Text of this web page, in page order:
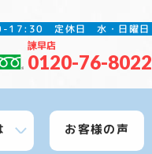
17:30 定休日 水・日曜日
諫早店
0120-76-8022
お客様の声